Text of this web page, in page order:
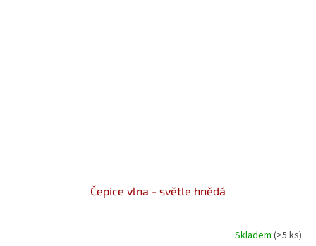
Čepice vlna - světle hnědá
Skladem (>5 ks)